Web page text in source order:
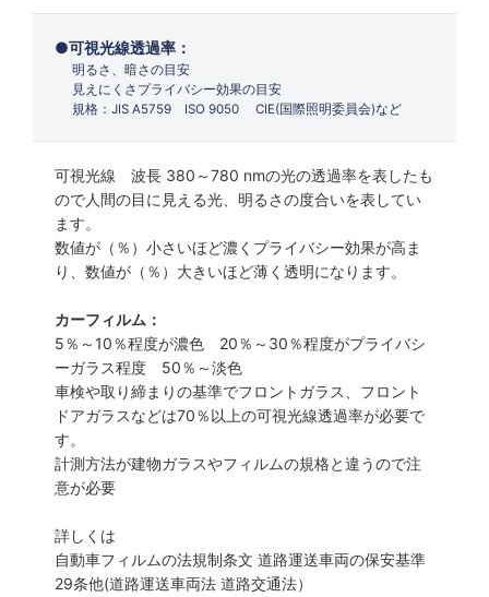
可視光線透過率：
明るさ、暗さの目安
見えにくさプライバシー効果の目安
規格：JIS A5759 ISO 9050 CIE(国際照明委員会)など
可視光線 波長 380～780 nmの光の透過率を表したも
ので人間の目に見える光、明るさの度合いを表してい
ます。
数値が（％）小さいほど濃くプライバシー効果が高ま
り、数値が（％）大きいほど薄く透明になります。
カーフィルム：
5％～10％程度が濃色 20％～30％程度がプライバシ
ーガラス程度 50％～淡色
車検や取り締まりの基準でフロントガラス、フロント
ドアガラスなどは70％以上の可視光線透過率が必要で
す。
計測方法が建物ガラスやフィルムの規格と違うので注
意が必要
詳しくは
自動車フィルムの法規制条文 道路運送車両の保安基準
29条他(道路運送車両法 道路交通法）